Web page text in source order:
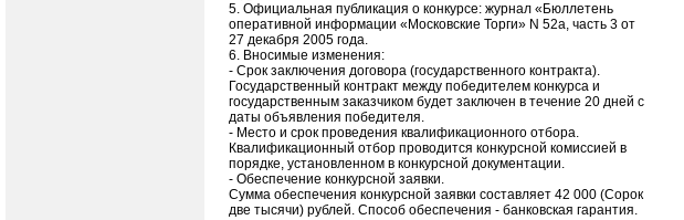
5. Официальная публикация о конкурсе: журнал «Бюллетень
оперативной информации «Московские Торги» N 52а, часть 3 от
27 декабря 2005 года.
6. Вносимые изменения:
- Срок заключения договора (государственного контракта).
Государственный контракт между победителем конкурса и
государственным заказчиком будет заключен в течение 20 дней с
даты объявления победителя.
- Место и срок проведения квалификационного отбора.
Квалификационный отбор проводится конкурсной комиссией в
порядке, установленном в конкурсной документации.
- Обеспечение конкурсной заявки.
Сумма обеспечения конкурсной заявки составляет 42 000 (Сорок
две тысячи) рублей. Способ обеспечения - банковская гарантия.